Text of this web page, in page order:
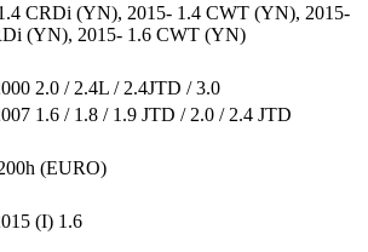
CRDi (YN), 2015- 1.4 CWT (YN), 2015-
(YN), 2015- 1.6 CWT (YN)
2.0 / 2.4L / 2.4JTD / 3.0
1.6 / 1.8 / 1.9 JTD / 2.0 / 2.4 JTD
(EURO)
(I) 1.6